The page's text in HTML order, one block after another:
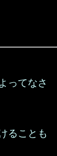
ってなさ
ることも